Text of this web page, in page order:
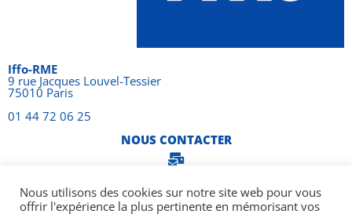
Iffo-RME
9 rue Jacques Louvel-Tessier
75010 Paris
01 44 72 06 25
NOUS CONTACTER
Nous utilisons des cookies sur notre site web pour vous
offrir l'expérience la plus pertinente en mémorisant vos